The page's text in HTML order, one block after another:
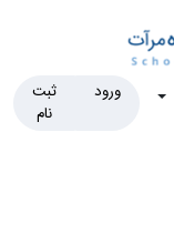
ورود
ثبت
نام